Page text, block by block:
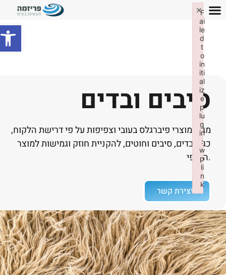
פתח
סיבים ובדים
מגוון מוצרי פיברגלס בעובי וצפיפות על פי דרישת הלקוח,
כגון: בדים, סיבים וחוטים, להקניית חוזק וגמישות למוצר
ליצירת קשר
F
ai
le
d
o
in
iti
al
iz
e
p
lu
g
in
:
w
p
li
n
k
×
Failed